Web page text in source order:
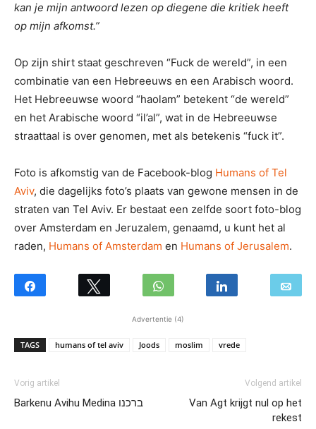
kan je mijn antwoord lezen op diegene die kritiek heeft
op mijn afkomst.”
Op zijn shirt staat geschreven “Fuck de wereld”, in een
combinatie van een Hebreeuws en een Arabisch woord.
Het Hebreeuwse woord “haolam” betekent “de wereld”
en het Arabische woord “il’al”, wat in de Hebreeuwse
straattaal is over genomen, met als betekenis “fuck it”.
Foto is afkomstig van de Facebook-blog Humans of Tel
Aviv, die dagelijks foto’s plaats van gewone mensen in de
straten van Tel Aviv. Er bestaat een zelfde soort foto-blog
over Amsterdam en Jeruzalem, genaamd, u kunt het al
raden, Humans of Amsterdam en Humans of Jerusalem.
Advertentie (4)
TAGS humans of tel aviv Joods moslim vrede
Vorig artikel
Barkenu Avihu Medina ברכנו
Volgend artikel
Van Agt krijgt nul op het
rekest